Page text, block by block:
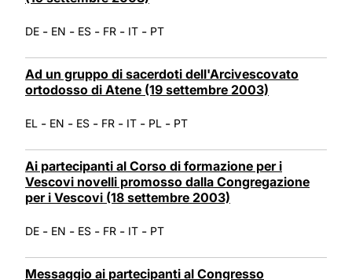
DE - EN - ES - FR - IT - PT
Ad un gruppo di sacerdoti dell'Arcivescovato
ortodosso di Atene (19 settembre 2003)
EL - EN - ES - FR - IT - PL - PT
Ai partecipanti al Corso di formazione per i
Vescovi novelli promosso dalla Congregazione
per i Vescovi (18 settembre 2003)
DE - EN - ES - FR - IT - PT
Messaggio ai partecipanti al Congresso